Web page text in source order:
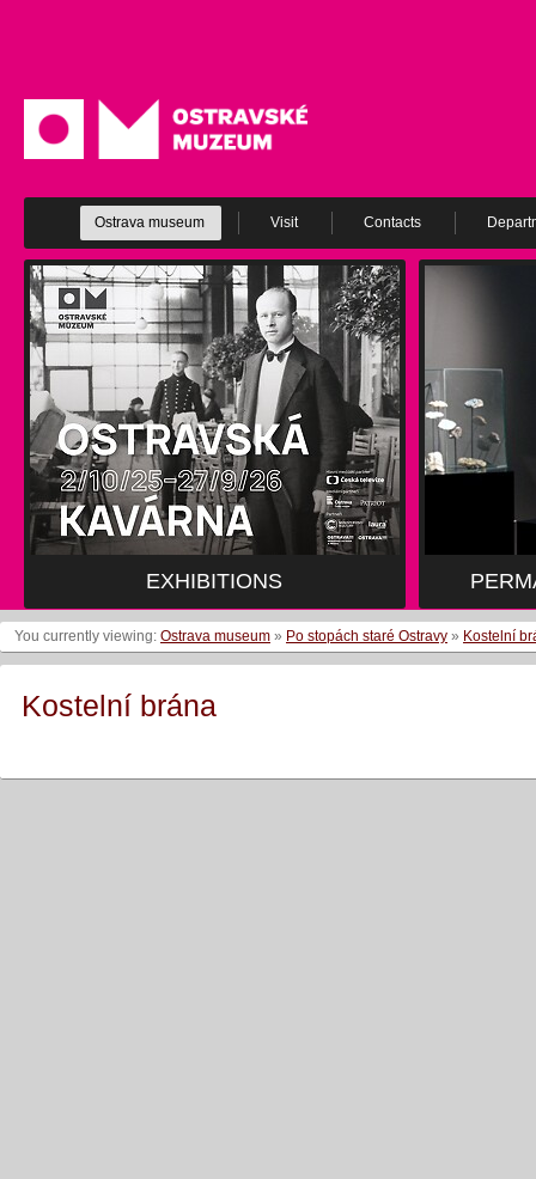
Ostrava museum Visit Contacts
EXHIBITIONS
You currently viewing: Ostrava museum » Po stopách staré Ostravy » Kostelní
Kostelní brána